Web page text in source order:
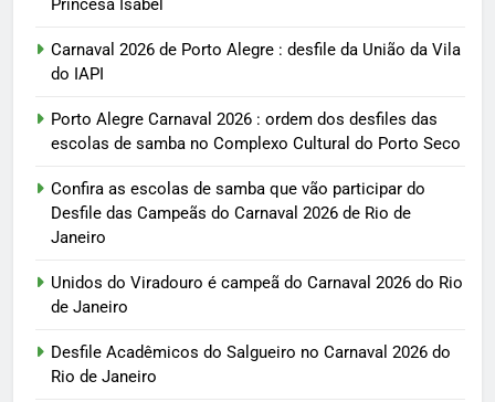
Princesa Isabel
Carnaval 2026 de Porto Alegre : desfile da União da Vila
do IAPI
Porto Alegre Carnaval 2026 : ordem dos desfiles das
escolas de samba no Complexo Cultural do Porto Seco
Confira as escolas de samba que vão participar do
Desfile das Campeãs do Carnaval 2026 de Rio de
Janeiro
Unidos do Viradouro é campeã do Carnaval 2026 do Rio
de Janeiro
Desfile Acadêmicos do Salgueiro no Carnaval 2026 do
Rio de Janeiro